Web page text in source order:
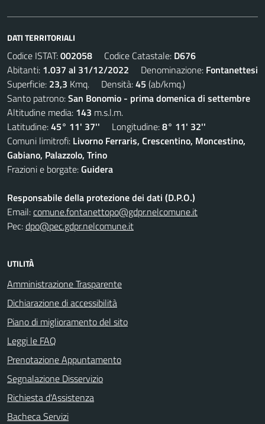
DATI TERRITORIALI
Codice ISTAT:002058 Codice Catastale: D676
Abitanti: 1.037 al 31/12/2022 Denominazione: Fontanettesi
Superficie: 23,3 Kmq. Densità:45 (ab/kmq.)
Santo patrono:San Bonomio - prima domenica di settembre
Altitudine media: 143 m.s.l.m.
Latitudine:45° 11' 37'' Longitudine:8° 11' 32''
Comuni limitrofi: Livorno Ferraris, Crescentino, Moncestino,
Gabiano, Palazzolo, Trino
Frazioni e borgate:Guidera
Responsabile della protezione dei dati (D.P.O.)
Email:comune.fontanettopo@gdpr.nelcomune.it
Pec:dpo@pec.gdpr.nelcomune.it
UTILITÀ
Amministrazione Trasparente
Dichiarazione di accessibilità
Piano di miglioramento del sito
Leggi le FAQ
Prenotazione Appuntamento
Segnalazione Disservizio
Richiesta d'Assistenza
Bacheca Servizi